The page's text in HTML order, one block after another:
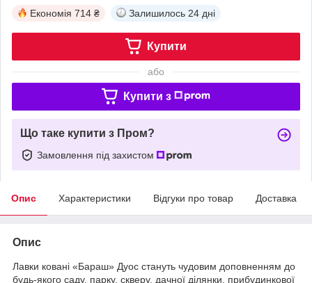
Економія 714 ₴ Залишилось 24 дні
Купити
або
Купити з
Що таке купити з Пром?
Замовлення під захистом
Опис Характеристики Відгуки про товар Доставка
Опис
Лавки ковані «Бараш» Дуос стануть чудовим доповненням до
будь-якого саду, парку, скверу, дачної ділянки, прибудинкової